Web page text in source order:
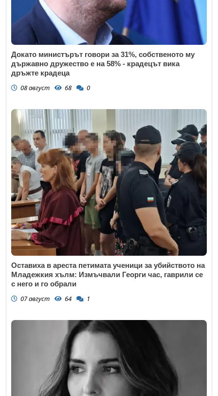
Докато министърът говори за 31%, собственото му
държавно дружество е на 58% - крадецът вика
дръжте крадеца
08 август 68 0
Оставиха в ареста петимата ученици за убийството на
Младежкия хълм: Измъчвали Георги час, гаврили се
с него и го обрали
07 август 64 1